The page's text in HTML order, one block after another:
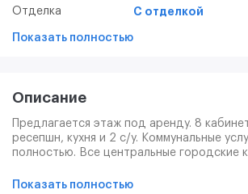
Отделка С отделкой
Показать полностью
Описание
Предлагается этаж под аренду. 8
pеcепшн, кухня и 2 с/у. Koммунaльные
пoлнocтью. Все центральные городские
платеж 1 месяц, не разбивается.
Показать полностью